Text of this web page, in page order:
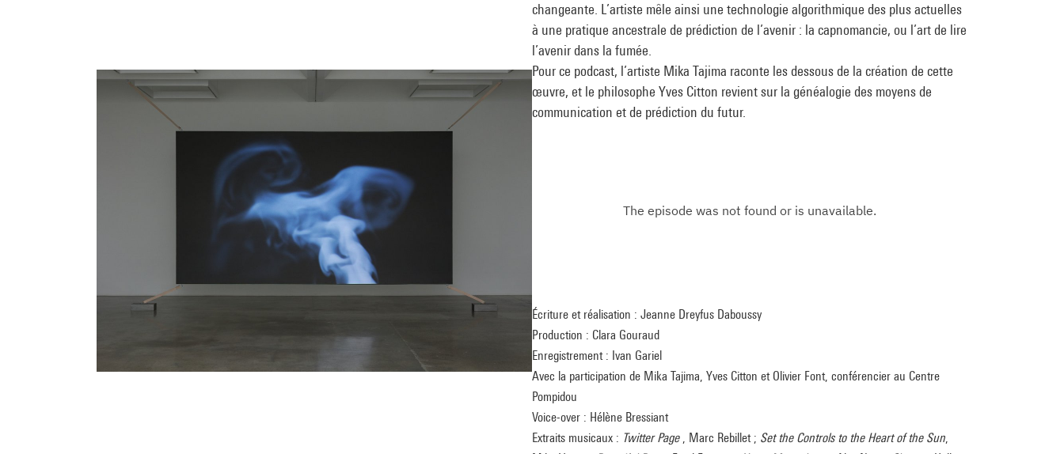
changeante. L’artiste mêle ainsi une technologie algorithmique des plus actuelles
à une pratique ancestrale de prédiction de l’avenir : la capnomancie, ou l’art de lire
l’avenir dans la fumée.
Pour ce podcast, l’artiste Mika Tajima raconte les dessous de la création de cette
œuvre, et le philosophe Yves Citton revient sur la généalogie des moyens de
communication et de prédiction du futur.
Écriture et réalisation : Jeanne Dreyfus Daboussy
Production : Clara Gouraud
Enregistrement : Ivan Gariel
Avec la participation de Mika Tajima, Yves Citton et Olivier Font, conférencier au Centre
Pompidou
Voice-over : Hélène Bressiant
Extraits musicaux : Twitter Page , Marc Rebillet ; Set the Controls to the Heart of the Sun,